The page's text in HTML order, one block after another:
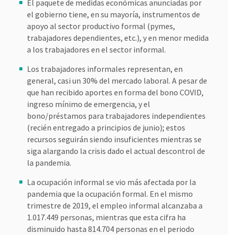
El paquete de medidas económicas anunciadas por
el gobierno tiene, en su mayoría, instrumentos de
apoyo al sector productivo formal (pymes,
trabajadores dependientes, etc.), y en menor medida
a los trabajadores en el sector informal.
Los trabajadores informales representan, en
general, casi un 30% del mercado laboral. A pesar de
que han recibido aportes en forma del bono COVID,
ingreso mínimo de emergencia, y el
bono/préstamos para trabajadores independientes
(recién entregado a principios de junio); estos
recursos seguirán siendo insuficientes mientras se
siga alargando la crisis dado el actual descontrol de
la pandemia.
La ocupación informal se vio más afectada por la
pandemia que la ocupación formal. En el mismo
trimestre de 2019, el empleo informal alcanzaba a
1.017.449 personas, mientras que esta cifra ha
disminuido hasta 814.704 personas en el periodo